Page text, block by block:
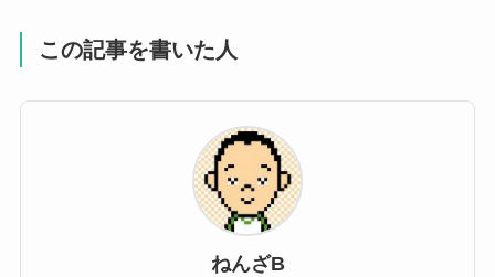
この記事を書いた人
ねんざB